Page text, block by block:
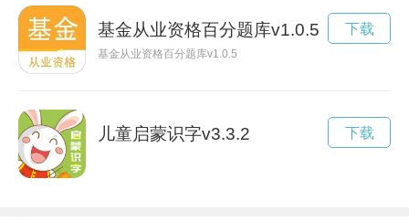
基金从业资格百分题库v1.0.5
基金从业资格百分题库v1.0.5
下载
儿童启蒙识字v3.3.2 下载